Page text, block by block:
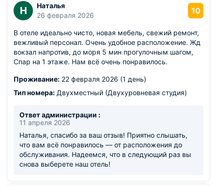
Н
Наталья
26 февраля 2026
10
В отеле идеально чисто, новая мебель, свежий ремонт,
вежливый персонал. Очень удобное расположение. Жд
вокзал напротив, до моря 5 мин прогулочным шагом,
Спар на 1 этаже. Нам всё очень понравилось.
Проживание: 22 февраля 2026 (1 день)
Тип номера: Двухместный (Двухуровневая студия)
Ответ администрации :
11 апреля 2026
Наталья, спасибо за ваш отзыв! Приятно слышать,
что вам всё понравилось — от расположения до
обслуживания. Надеемся, что в следующий раз вы
снова выберете наш отель!